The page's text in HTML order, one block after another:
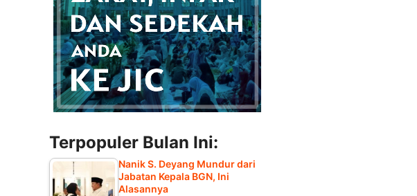
Terpopuler Bulan Ini:
Nanik S. Deyang Mundur dari
Jabatan Kepala BGN, Ini
Alasannya